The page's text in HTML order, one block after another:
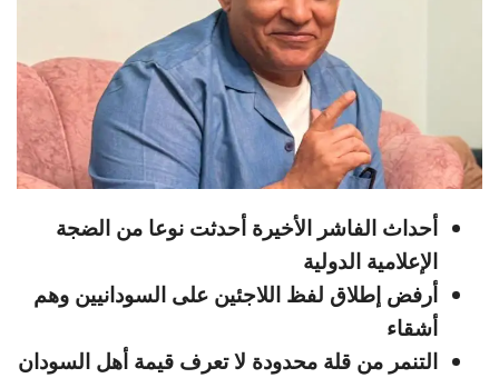
أحداث الفاشر الأخيرة أحدثت نوعا من الضجة
الإعلامية الدولية
أرفض إطلاق لفظ اللاجئين على السودانيين وهم
أشقاء
التنمر من قلة محدودة لا تعرف قيمة أهل السودان